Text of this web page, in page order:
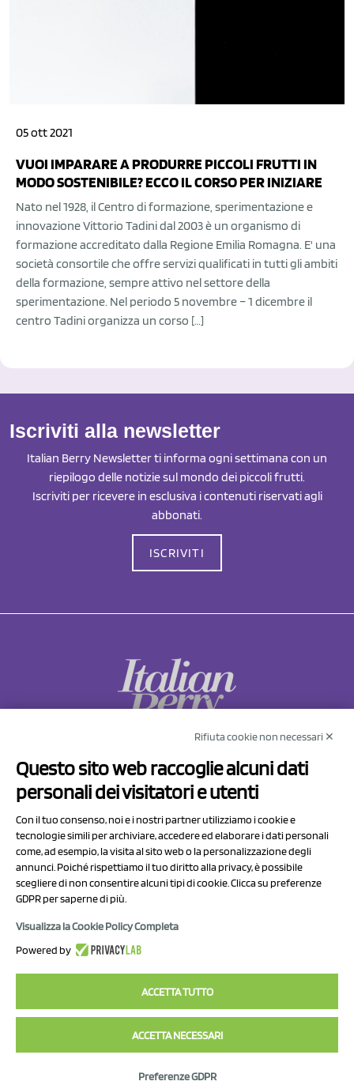
05 ott 2021
VUOI IMPARARE A PRODURRE PICCOLI FRUTTI IN
MODO SOSTENIBILE? ECCO IL CORSO PER INIZIARE
Nato nel 1928, il Centro di formazione, sperimentazione e
innovazione Vittorio Tadini dal 2003 è un organismo di
formazione accreditato dalla Regione Emilia Romagna. E' una
società consortile che offre servizi qualificati in tutti gli ambiti
della formazione, sempre attivo nel settore della
sperimentazione. Nel periodo 5 novembre – 1 dicembre il
centro Tadini organizza un corso […]
Iscriviti alla newsletter
Italian Berry Newsletter ti informa ogni settimana con un
riepilogo delle notizie sul mondo dei piccoli frutti.
Iscriviti per ricevere in esclusiva i contenuti riservati agli
abbonati.
ISCRIVITI
Via Prov.le Sassuolo Vignola 315/1
41057 Spilamberto (MO)
P.I/C.F. 01041460369
REA: MO 208553
Capitale sociale Euro 50.000,00 i.v.
Rifiuta cookie non necessari ✕
Questo sito web raccoglie alcuni dati
personali dei visitatori e utenti
Con il tuo consenso, noi e i nostri partner utilizziamo i cookie e
tecnologie simili per archiviare, accedere ed elaborare i dati personali
come, ad esempio, la visita al sito web o la personalizzazione degli
annunci. Poiché rispettiamo il tuo diritto alla privacy, è possibile
scegliere di non consentire alcuni tipi di cookie. Clicca su preferenze
GDPR per saperne di più.
Visualizza la Cookie Policy Completa
Powered by
ACCETTA TUTTO
ACCETTA NECESSARI
Preferenze GDPR